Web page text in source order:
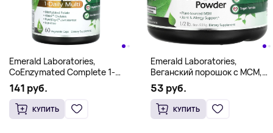
Emerald Laboratories,
CoEnzymated Complete 1-
Daily Multi, 60 растительных
капсул
141 руб.
КУПИТЬ
Emerald Laboratories,
Веганский порошок с МСМ,
227 г (8 унций)
53 руб.
КУПИТЬ